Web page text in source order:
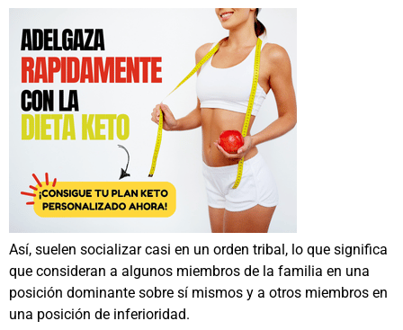
Así, suelen socializar casi en un orden tribal, lo que significa
que consideran a algunos miembros de la familia en una
posición dominante sobre sí mismos y a otros miembros en
una posición de inferioridad.